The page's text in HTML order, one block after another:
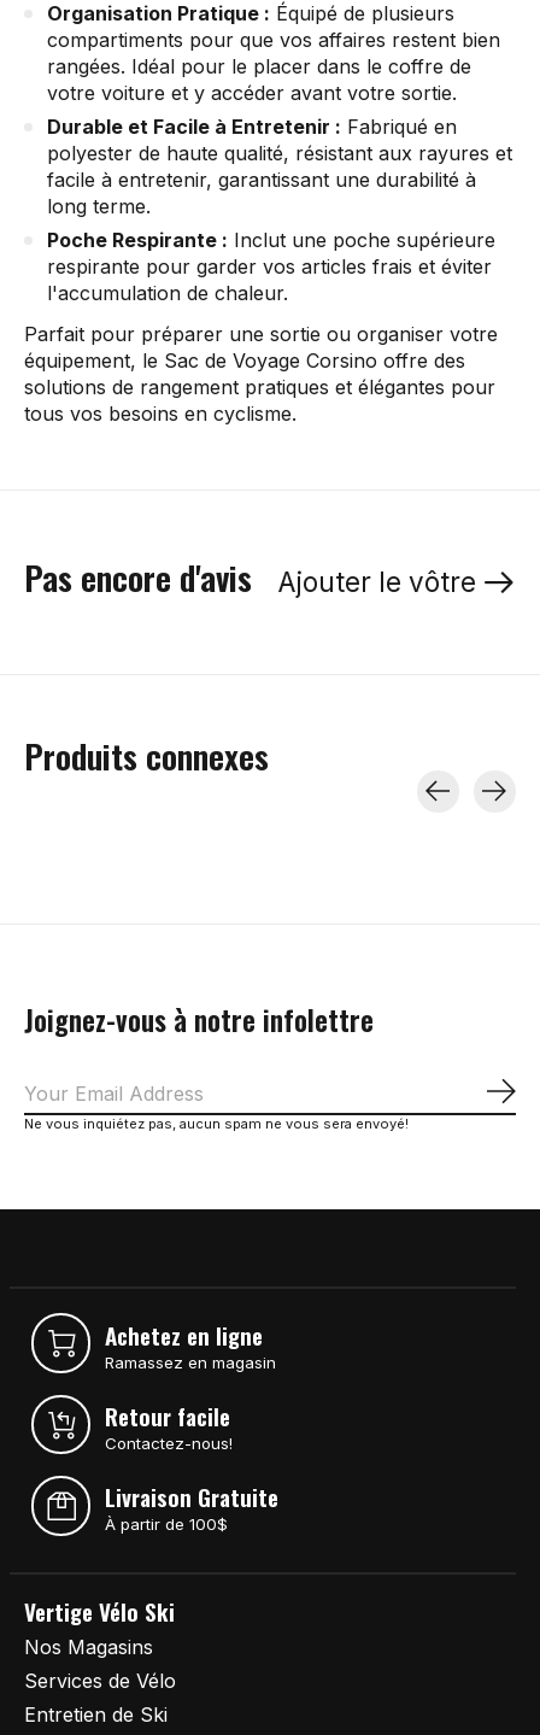
Organisation Pratique : Équipé de plusieurs
compartiments pour que vos affaires restent bien
rangées. Idéal pour le placer dans le coffre de
votre voiture et y accéder avant votre sortie.
Durable et Facile à Entretenir : Fabriqué en
polyester de haute qualité, résistant aux rayures et
facile à entretenir, garantissant une durabilité à
long terme.
Poche Respirante : Inclut une poche supérieure
respirante pour garder vos articles frais et éviter
l'accumulation de chaleur.
Parfait pour préparer une sortie ou organiser votre
équipement, le Sac de Voyage Corsino offre des
solutions de rangement pratiques et élégantes pour
tous vos besoins en cyclisme.
Pas encore d'avis Ajouter le vôtre
Produits connexes
Joignez-vous à notre infolettre
Ne vous inquiétez pas, aucun spam ne vous sera envoyé!
Achetez en ligne
Ramassez en magasin
Retour facile
Contactez-nous!
Livraison Gratuite
À partir de 100$
Vertige Vélo Ski
Nos Magasins
Services de Vélo
Entretien de Ski